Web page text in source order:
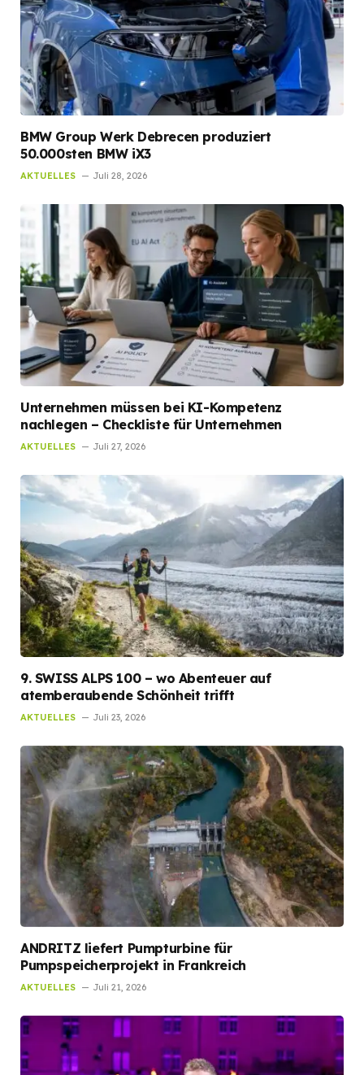
BMW Group Werk Debrecen produziert
50.000sten BMW iX3
AKTUELLES Juli 28, 2026
Unternehmen müssen bei KI-Kompetenz
nachlegen – Checkliste für Unternehmen
AKTUELLES Juli 27, 2026
9. SWISS ALPS 100 – wo Abenteuer auf
atemberaubende Schönheit trifft
AKTUELLES Juli 23, 2026
ANDRITZ liefert Pumpturbine für
Pumpspeicherprojekt in Frankreich
AKTUELLES Juli 21, 2026